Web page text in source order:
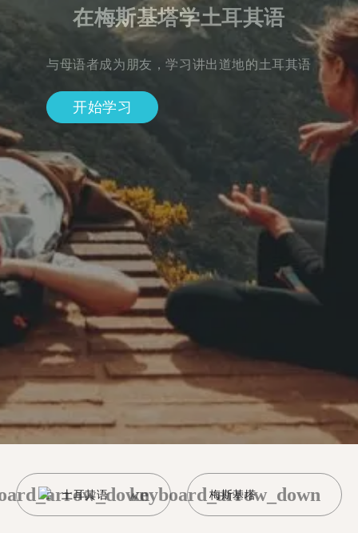
在梅斯基塔学土耳其语
与母语者成为朋友，学习讲出道地的土耳其语
开始学习
土耳其语 梅斯基塔
keyboard_arrow_down